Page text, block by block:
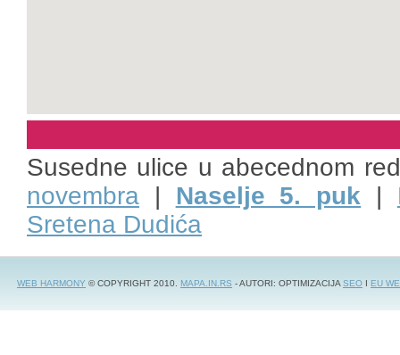
Susedne ulice u abecednom
novembra | Naselje 5. puk |
Sretena Dudića
WEB HARMONY © COPYRIGHT 2010. MAPA.IN.RS - AUTORI: OPTIMIZACIJASEO I EU